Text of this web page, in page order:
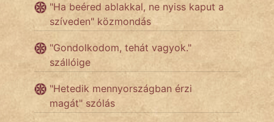
FILM
ÉLETMÓD
És
TÖRTÉNELEM
"Ha beéred ablakkal, ne nyiss kaput a
szíveden" közmondás
"Gondolkodom, tehát vagyok."
szállóige
"Hetedik mennyországban érzi
magát" szólás